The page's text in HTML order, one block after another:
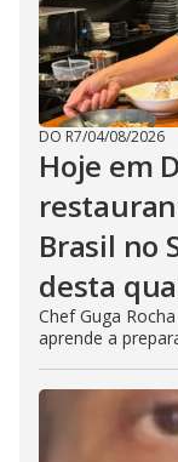
DO R7/04/08/2026
Hoje em
Brasil no
desta
Chef Guga
aprende a